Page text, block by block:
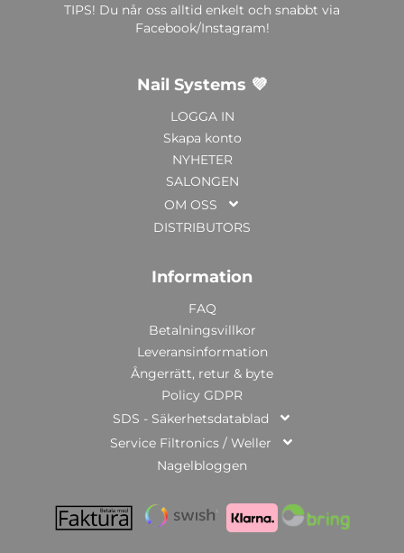
TIPS! Du når oss alltid enkelt och snabbt via
Facebook/Instagram!
Nail Systems 💜
LOGGA IN
Skapa konto
NYHETER
SALONGEN
OM OSS
DISTRIBUTORS
Information
FAQ
Betalningsvillkor
Leveransinformation
Ångerrätt, retur & byte
Policy GDPR
SDS - Säkerhetsdatablad
Service Filtronics / Weller
Nagelbloggen